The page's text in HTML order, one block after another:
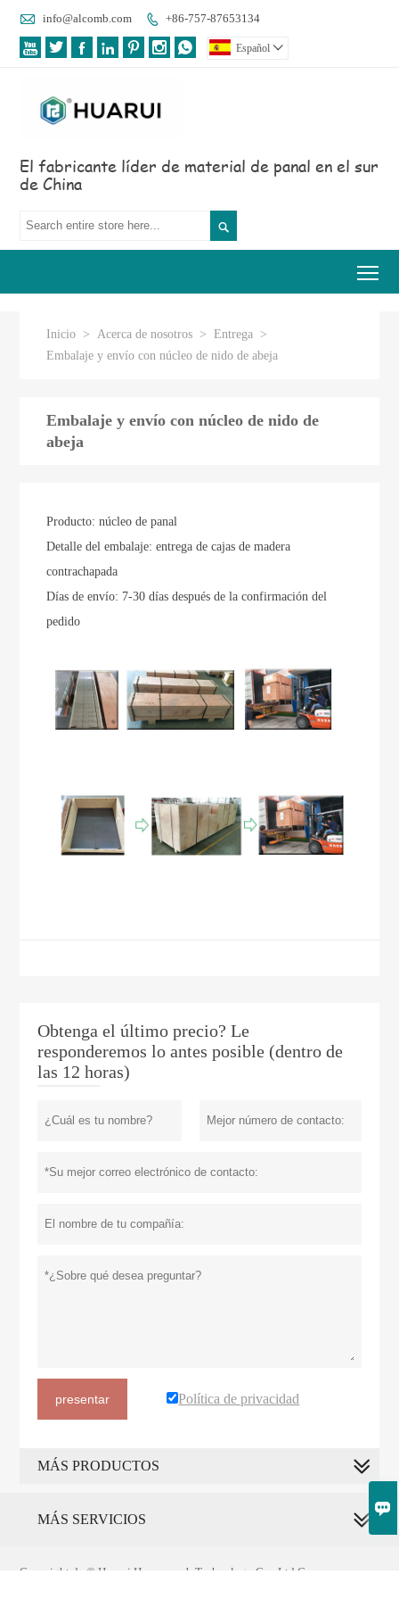

 info@alcomb.com  +86-757-87653134
       Español 
El fabricante líder de material de panal en el sur
de China

Inicio > Acerca de nosotros > Entrega >
Embalaje y envío con núcleo de nido de abeja
Embalaje y envío con núcleo de nido de
abeja
Producto: núcleo de panal
Detalle del embalaje: entrega de cajas de madera
contrachapada
Días de envío: 7-30 días después de la confirmación del
pedido
Obtenga el último precio? Le
responderemos lo antes posible (dentro de
las 12 horas)
presentar Política de privacidad
MÁS PRODUCTOS
MÁS SERVICIOS
Copyright de © Huarui Honeycomb Technology Co., Ltd Correo